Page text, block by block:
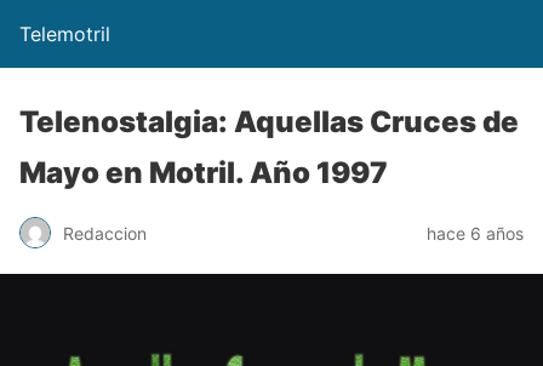
Telemotril
Telenostalgia: Aquellas Cruces de
Mayo en Motril. Año 1997
Redaccion hace 6 años